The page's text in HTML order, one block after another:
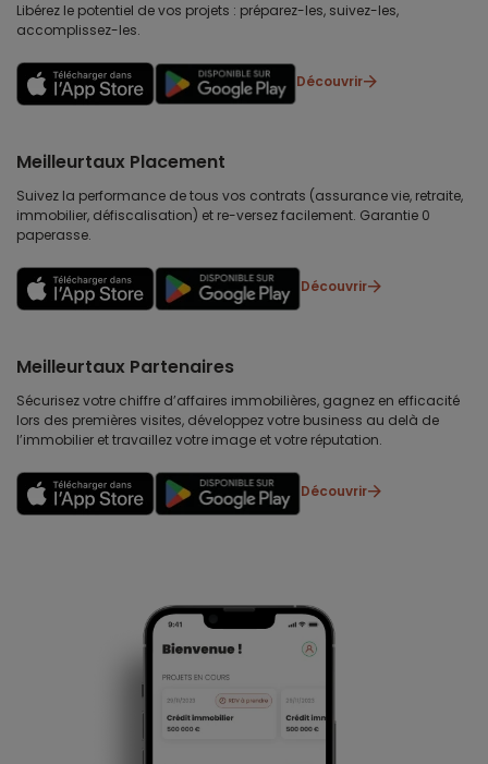
Libérez le potentiel de vos projets : préparez-les, suivez-les,
accomplissez-les.
Découvrir
Meilleurtaux Placement
Suivez la performance de tous vos contrats (assurance vie, retraite,
immobilier, défiscalisation) et re-versez facilement. Garantie 0
paperasse.
Découvrir
Meilleurtaux Partenaires
Sécurisez votre chiffre d’affaires immobilières, gagnez en efficacité
lors des premières visites, développez votre business au delà de
l’immobilier et travaillez votre image et votre réputation.
Découvrir